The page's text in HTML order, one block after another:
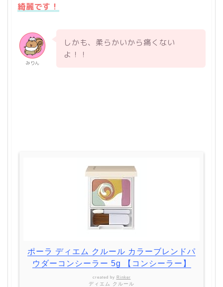
綺麗です！
みりん
しかも、柔らかいから痛くない
よ！！
ポーラ ディエム クルール カラーブレンドパ
ウダーコンシーラー 5g 【コンシーラー】
created by Rinker
ディエム クルール